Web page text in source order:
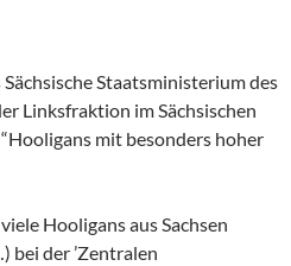
Staatsministerium des
Linksfraktion im Sächsischen
mit besonders hoher
Hooligans aus Sachsen
bei der ’Zentralen